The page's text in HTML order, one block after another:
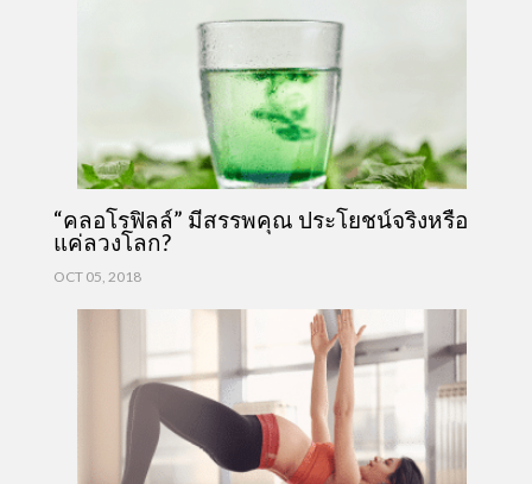
“คลอโรฟิลล์” มีสรรพคุณ ประโยชน์จริงหรือ
แค่ลวงโลก?
OCT 05, 2018